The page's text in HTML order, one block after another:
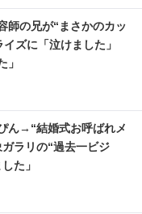
師の兄が“まさかのカッ
ズに「泣けました」
」
ん→“結婚式お呼ばれメ
ラリの“過去一ビジ
た」